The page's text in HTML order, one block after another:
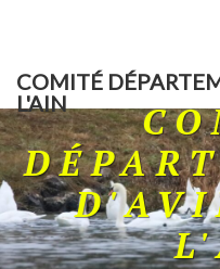
COMITÉ
L'AIN